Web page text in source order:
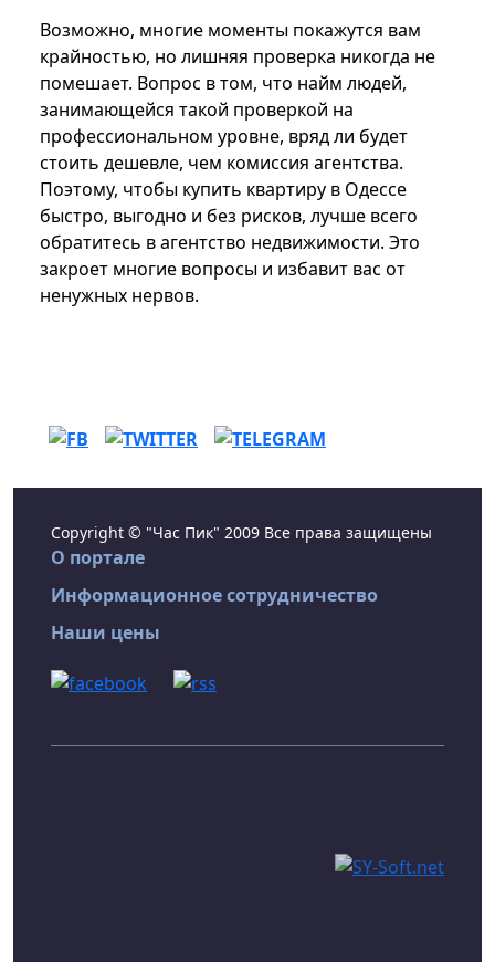
Возможно, многие моменты покажутся вам
крайностью, но лишняя проверка никогда не
помешает. Вопрос в том, что найм людей,
занимающейся такой проверкой на
профессиональном уровне, вряд ли будет
стоить дешевле, чем комиссия агентства.
Поэтому, чтобы купить квартиру в Одессе
быстро, выгодно и без рисков, лучше всего
обратитесь в агентство недвижимости. Это
закроет многие вопросы и избавит вас от
ненужных нервов.
Copyright © "Час Пик" 2009 Все права защищены
О портале
Информационное сотрудничество
Наши цены